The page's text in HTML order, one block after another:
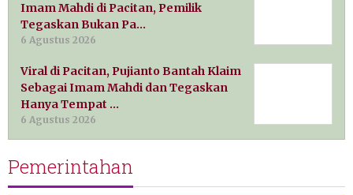
Imam Mahdi di Pacitan, Pemilik
Tegaskan Bukan Pa…
6 Agustus 2026
Viral di Pacitan, Pujianto Bantah Klaim
Sebagai Imam Mahdi dan Tegaskan
Hanya Tempat …
6 Agustus 2026
Pemerintahan